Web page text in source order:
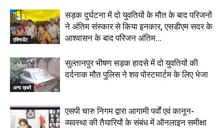
एक्सिडेंट
सड़क दुर्घटना में दो युवतियों के मौत के बाद परिजनों
ने अंतिम संस्कार से किया इनकार, एसडीएम सदर के
आश्वासन के बाद परिजन अंतिम...
अन्य ख़बरें
सुल्तानपुर भीषण सड़क हादसे में दो युवतियों की
दर्दनाक मौत पुलिस ने शव पोस्टमार्टम के लिए भेजा
एसपी चारु निगम द्वारा आगामी पर्वों एवं कानून-
व्यवस्था की तैयारियों के संबंध में ऑनलाइन समीक्षा